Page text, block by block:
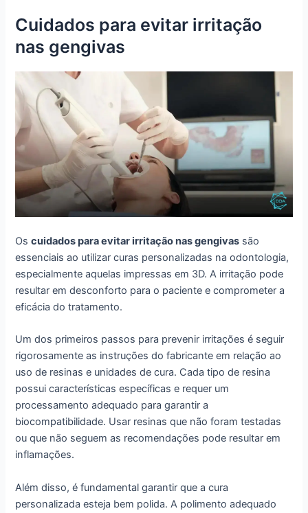
Cuidados para evitar irritação
nas gengivas
Oscuidados para evitar irritação nas gengivas são
essenciais ao utilizar curas personalizadas na odontologia,
especialmente aquelas impressas em 3D. A irritação pode
resultar em desconforto para o paciente e comprometer a
eficácia do tratamento.
Um dos primeiros passos para prevenir irritações é seguir
rigorosamente as instruções do fabricante em relação ao
uso de resinas e unidades de cura. Cada tipo de resina
possui características específicas e requer um
processamento adequado para garantir a
biocompatibilidade. Usar resinas que não foram testadas
ou que não seguem as recomendações pode resultar em
inflamações.
Além disso, é fundamental garantir que a cura
personalizada esteja bem polida. A polimento adequado